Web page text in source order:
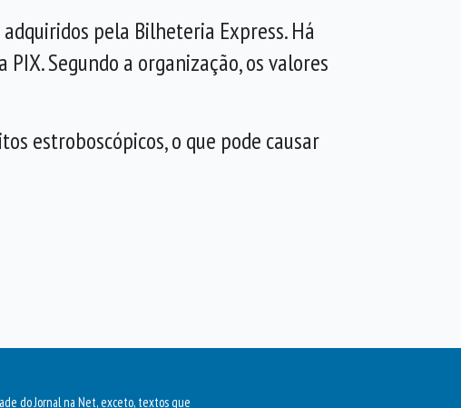
pela Bilheteria Express. Há
Segundo a organização, os valores
estroboscópicos, o que pode causar
do Jornal na Net, exceto, textos que